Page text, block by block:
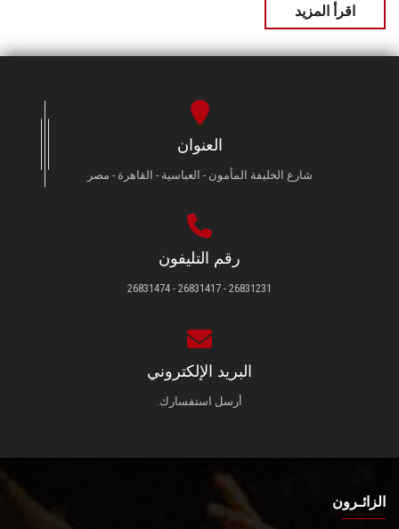
اقرأ المزيد
العنوان
شارع الخليفة المأمون - العباسية - القاهرة - مصر
رقم التليفون
26831231 - 26831417 - 26831474
البريد الإلكتروني
أرسل استفسارك.
الزائـرون